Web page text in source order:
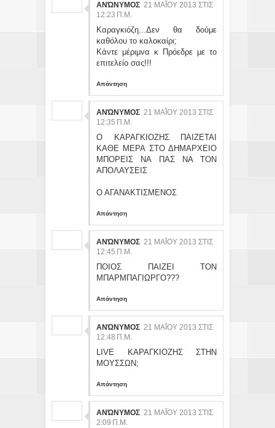
ΑΝΏΝΥΜΟΣ 21 ΜΑΪ́ΟΥ 2013 ΣΤΙΣ 12
:23 Π.Μ.
Καραγκιόζη...Δεν θα δούμε
καθόλου το καλοκαίρι;
Κάντε μέριμνα κ Πρόεδρε με το
επιτελείο σας!!!
Απάντηση
ΑΝΏΝΥΜΟΣ 21 ΜΑΪ́ΟΥ 2013 ΣΤΙΣ 12
:35 Π.Μ.
Ο ΚΑΡΑΓΚΙΟΖΗΣ ΠΑΙΖΕΤΑΙ
ΚΑΘΕ ΜΕΡΑ ΣΤΟ ΔΗΜΑΡΧΕΙΟ
ΜΠΟΡΕΙΣ ΝΑ ΠΑΣ ΝΑ ΤΟΝ
ΑΠΟΛΑΥΣΕΙΣ
Ο ΑΓΑΝΑΚΤΙΣΜΕΝΟΣ
Απάντηση
ΑΝΏΝΥΜΟΣ 21 ΜΑΪ́ΟΥ 2013 ΣΤΙΣ 12
:45 Π.Μ.
ΠΟΙΟΣ ΠΑΙΖΕΙ ΤΟΝ
ΜΠΑΡΜΠΑΓΙΩΡΓΟ???
Απάντηση
ΑΝΏΝΥΜΟΣ 21 ΜΑΪ́ΟΥ 2013 ΣΤΙΣ 12
:48 Π.Μ.
LIVE ΚΑΡΑΓΚΙΟΖΗΣ ΣΤΗΝ
ΜΟΥΣΣΩΝ;
Απάντηση
ΑΝΏΝΥΜΟΣ 21 ΜΑΪ́ΟΥ 2013 ΣΤΙΣ 2:
09 Π.Μ.